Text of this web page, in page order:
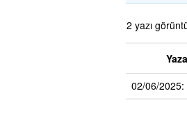
2 yazı
02/06/2025: